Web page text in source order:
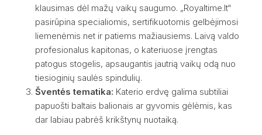
klausimas dėl mažų vaikų saugumo. „Royaltime.lt“
pasirūpina specialiomis, sertifikuotomis gelbėjimosi
liemenėmis net ir patiems mažiausiems. Laivą valdo
profesionalus kapitonas, o kateriuose įrengtas
patogus stogelis, apsaugantis jautrią vaikų odą nuo
tiesioginių saulės spindulių.
Šventės tematika: Katerio erdvę galima subtiliai
papuošti baltais balionais ar gyvomis gėlėmis, kas
dar labiau pabrėš krikštynų nuotaiką.